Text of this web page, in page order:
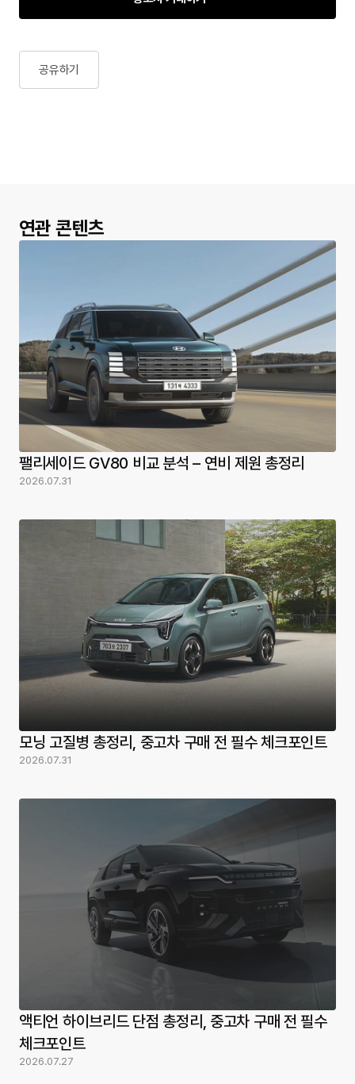
공유하기
연관 콘텐츠
팰리세이드 GV80 비교 분석 – 연비 제원 총정리
2026.07.31
모닝 고질병 총정리, 중고차 구매 전 필수 체크포인트
2026.07.31
액티언 하이브리드 단점 총정리, 중고차 구매 전 필수
체크포인트
2026.07.27